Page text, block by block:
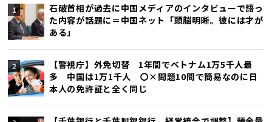
石破首相が過去に中国メディアのインタビューで語っ
た内容が話題に＝中国ネット「頭脳明晰。彼には才が
ある」
【警視庁】外免切替 1年間でベトナム1万5千人最
多 中国は1万1千人 〇×問題10問で簡易なのに日
本人の免許証と全く同じ